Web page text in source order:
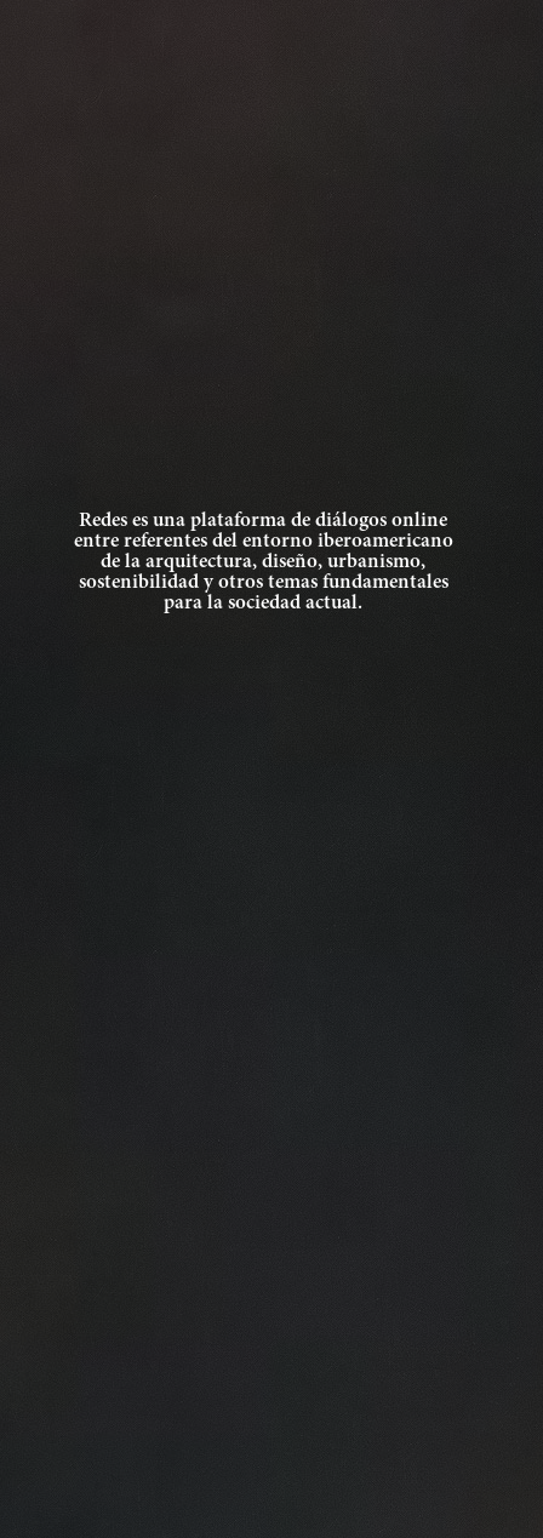
Redes es una plataforma de diálogos online
entre referentes del entorno iberoamericano
de la arquitectura, diseño, urbanismo,
sostenibilidad y otros temas fundamentales
para la sociedad actual.